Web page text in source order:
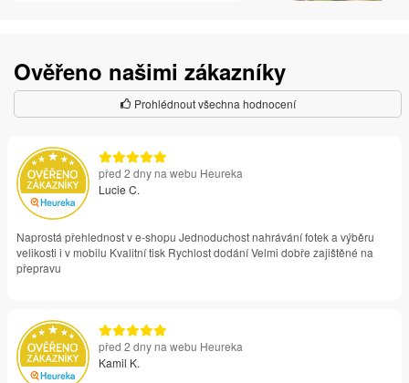
Ověřeno našimi zákazníky
Prohlédnout všechna hodnocení
před 2 dny na webu Heureka
Lucie C.
Naprostá přehlednost v e-shopu Jednoduchost nahrávání fotek a výběru
velikosti i v mobilu Kvalitní tisk Rychlost dodání Velmi dobře zajištěné na
přepravu
před 2 dny na webu Heureka
Kamil K.